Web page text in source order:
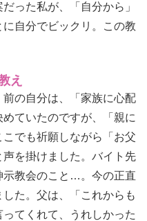
った私が、「自分から」
自分でビックリ。この教
え
の自分は、「家族に心配
ていたのですが、「親に
でも祈願しながら「お父
を掛けました。バイト先
示教会のこと…。今の正直
た。父は、「これからも
てくれて、うれしかった